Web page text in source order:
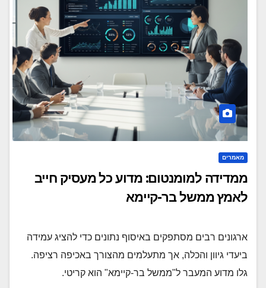
מאמרים
ממדידה למומנטום: מדוע כל מעסיק חייב
לאמץ ממשל בר-קיימא
ארגונים רבים מסתפקים באיסוף נתונים כדי להציג עמידה
ביעדי גיוון והכלה, אך מתעלמים מהצורך באכיפה רציפה.
גלו מדוע המעבר ל"ממשל בר-קיימא" הוא קריטי.